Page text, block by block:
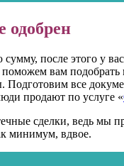
одобрен
после этого у
вам
все
продают по услуге «
сделки, ведь мы
минимум, вдвое.